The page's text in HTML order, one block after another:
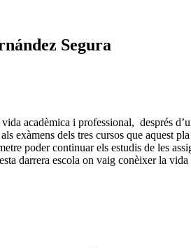
Segura
acadèmica i professional, després
exàmens dels tres cursos que aquest
poder continuar els estudis de les
darrera escola on vaig conèixer la